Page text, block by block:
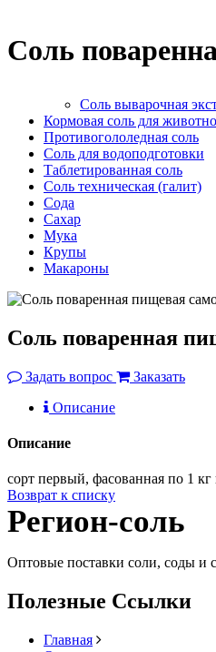
Соль
Соль выварочная
Кормовая соль для
Противогололедная соль
Соль для водоподготовки
Таблетированная соль
Соль техническая (галит)
Сода
Сахар
Мука
Крупы
Макароны
Соль поваренная
Задать вопрос
Заказать
Описание
Описание
сорт первый, фасованная по 1
Возврат к списку
Регион-соль
Оптовые поставки соли, соды и
Полезные Ссылки
Главная